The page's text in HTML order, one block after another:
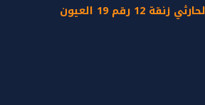
12 رقم 19 العيون